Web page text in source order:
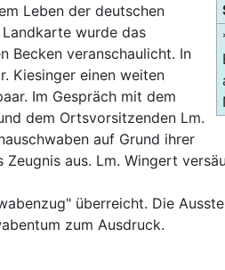
Leben der deutschen
wurde das
Becken veranschaulicht. In
Kiesinger einen weiten
Im Gespräch mit dem
dem Ortsvorsitzenden Lm.
auf Grund ihrer
aus. Lm. Wingert
überreicht. Die
zum Ausdruck.